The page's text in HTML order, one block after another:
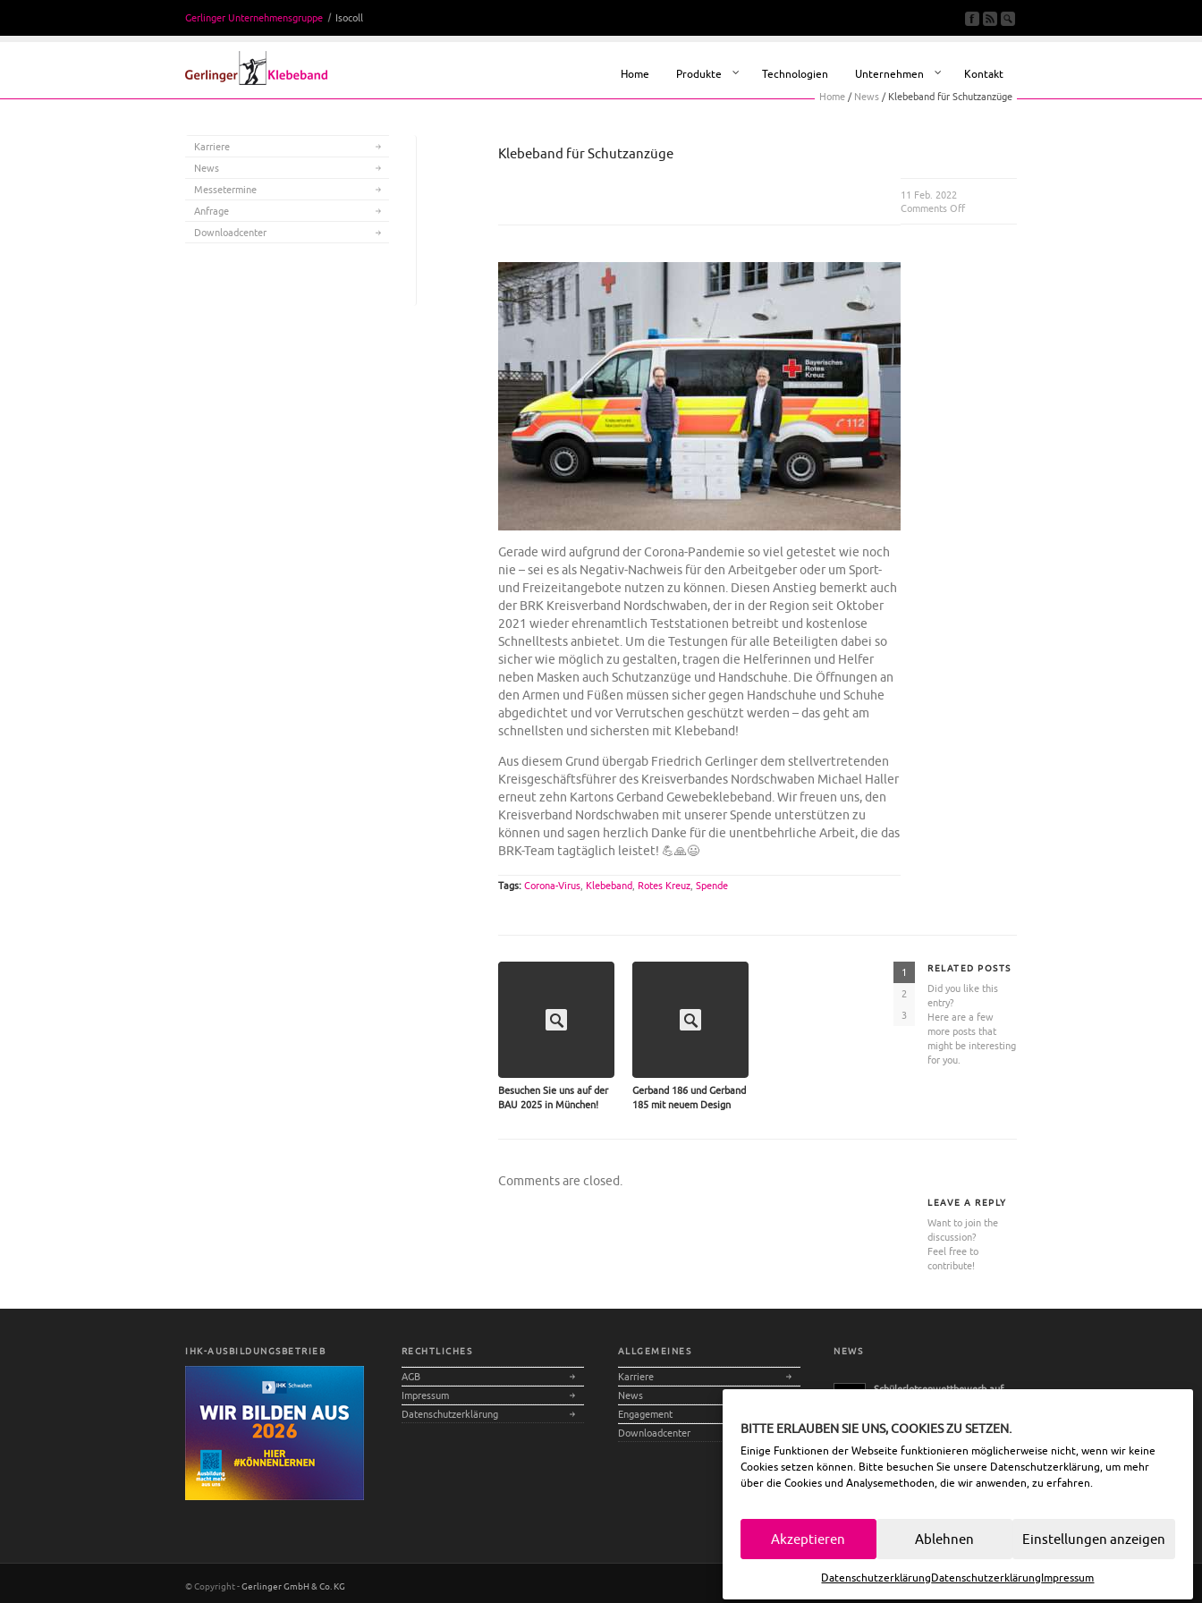
BITTE ERLAUBEN SIE UNS, COOKIES ZU SETZEN.
Einige Funktionen der Webseite funktionieren möglicherweise nicht, wenn wir keine
Cookies setzen können. Bitte besuchen Sie unsere Datenschutzerklärung, um mehr
über die Cookies und Analysemethoden, die wir anwenden, zu erfahren.
Akzeptieren Ablehnen Einstellungen anzeigen
DatenschutzerklärungDatenschutzerklärungImpressum
Gerlinger Unternehmensgruppe Isocoll
Home Produkte Technologien Unternehmen Kontakt
Home / News / Klebeband für Schutzanzüge
Klebeband für Schutzanzüge
11 Feb. 2022
Comments Off
Gerade wird aufgrund der Corona-Pandemie so viel getestet wie noch
nie – sei es als Negativ-Nachweis für den Arbeitgeber oder um Sport-
und Freizeitangebote nutzen zu können. Diesen Anstieg bemerkt auch
der BRK Kreisverband Nordschwaben, der in der Region seit Oktober
2021 wieder ehrenamtlich Teststationen betreibt und kostenlose
Schnelltests anbietet. Um die Testungen für alle Beteiligten dabei so
sicher wie möglich zu gestalten, tragen die Helferinnen und Helfer
neben Masken auch Schutzanzüge und Handschuhe. Die Öffnungen an
den Armen und Füßen müssen sicher gegen Handschuhe und Schuhe
abgedichtet und vor Verrutschen geschützt werden – das geht am
schnellsten und sichersten mit Klebeband!
Aus diesem Grund übergab Friedrich Gerlinger dem stellvertretenden
Kreisgeschäftsführer des Kreisverbandes Nordschwaben Michael Haller
erneut zehn Kartons Gerband Gewebeklebeband. Wir freuen uns, den
Kreisverband Nordschwaben mit unserer Spende unterstützen zu
können und sagen herzlich Danke für die unentbehrliche Arbeit, die das
BRK-Team tagtäglich leistet! 💪🙏😃
Tags: Corona-Virus Klebeband Rotes Kreuz Spende
RELATED POSTS
Did you like this
entry?
Here are a few
more posts that
might be interesting
for you.
Besuchen Sie uns auf der
BAU 2025 in München!
Gerband 186 und Gerband
185 mit neuem Design
Gerband 586 mit neuem
Design
1
2
3
Comments are closed.
LEAVE A REPLY
Want to join the
discussion?
Feel free to
contribute!
Karriere
News
Messetermine
Anfrage
Downloadcenter
IHK-AUSBILDUNGSBETRIEB RECHTLICHES
AGB
Impressum
Datenschutzerklärung
ALLGEMEINES
Karriere
News
Engagement
Downloadcenter
NEWS
Schülerlotsenwettbewerb auf
11. Mai 2026 - 10:52
© Copyright -Gerlinger GmbH & Co. KG scroll to top